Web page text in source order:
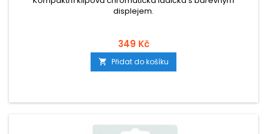
displejem.
349 Kč
 Přidat do košíku